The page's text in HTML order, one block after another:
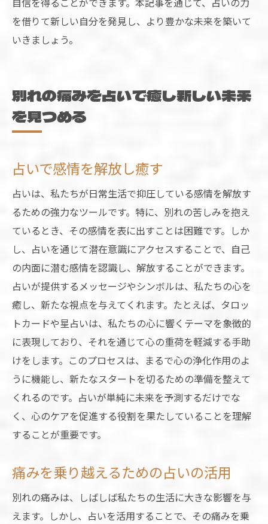
を借りて新しい自分を発見し、より豊かな未来を築いて
いきましょう。
別れの痛みを占いで癒し新しい未来
を見つめる
占いで感情を解放し癒す
占いは、私たちが日常生活で抑圧している感情を解放す
るための強力なツールです。特に、別れの苦しみを抱え
ているとき、その感情を表に出すことは困難です。しか
し、占いを通じて潜在意識にアクセスすることで、自己
の内面に潜む感情を認識し、解放することができます。
占いが提供するメッセージやシンボルは、私たちの心を
癒し、新たな視点を与えてくれます。たとえば、タロッ
トカードや星占いは、私たちの心に響くテーマを象徴的
に表現しており、それを通じて心の重荷を軽減する手助
けをします。このプロセスは、まるで心の浄化作用のよ
うに機能し、新たなスタートを切るための準備を整えて
くれるのです。占いが単純に未来を予測するだけでな
く、心のケアを促進する役割を果たしていることを理解
することが重要です。
痛みを乗り越えるための占いの活用
別れの痛みは、しばしば私たちの生活に大きな影響を与
えます。しかし、占いを活用することで、その痛みを乗